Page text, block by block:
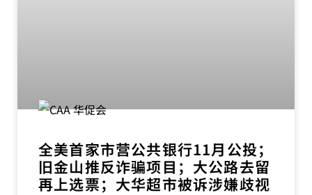
全美首家市营公共银行11月公投；
旧金山推反诈骗项目；大公路去留
再上选票；大华超市被诉涉嫌歧视